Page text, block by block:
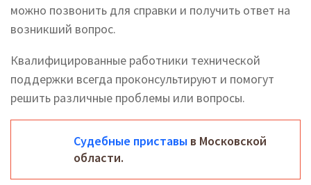
можно позвонить для справки и получить ответ на
возникший вопрос.
Квалифицированные работники технической
поддержки всегда проконсультируют и помогут
решить различные проблемы или вопросы.
Судебные приставы в Московской
области.